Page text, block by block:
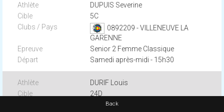
DUPUIS Severine
5C
0892209 - VILLENEUVE LA
GARENNE
Senior 2 Femme Classique
Samedi après-midi - 15h30
DURIF Louis
24D
0891148 - MORANGIS
Back